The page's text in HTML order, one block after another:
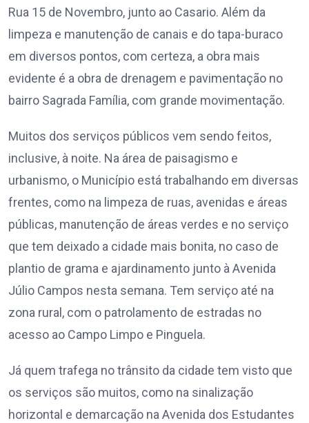
Rua 15 de Novembro, junto ao Casario. Além da
limpeza e manutenção de canais e do tapa-buraco
em diversos pontos, com certeza, a obra mais
evidente é a obra de drenagem e pavimentação no
bairro Sagrada Família, com grande movimentação.
Muitos dos serviços públicos vem sendo feitos,
inclusive, à noite. Na área de paisagismo e
urbanismo, o Município está trabalhando em diversas
frentes, como na limpeza de ruas, avenidas e áreas
públicas, manutenção de áreas verdes e no serviço
que tem deixado a cidade mais bonita, no caso de
plantio de grama e ajardinamento junto à Avenida
Júlio Campos nesta semana. Tem serviço até na
zona rural, com o patrolamento de estradas no
acesso ao Campo Limpo e Pinguela.
Já quem trafega no trânsito da cidade tem visto que
os serviços são muitos, como na sinalização
horizontal e demarcação na Avenida dos Estudantes